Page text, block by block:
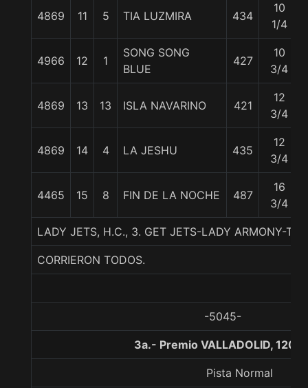
4869 11 5 TIA LUZMIRA 434
10
1/4
4966 12 1
SONG SONG
BLUE
427
10
3/4
4869 13 13 ISLA NAVARINO 421
12
3/4
4869 14 4 LA JESHU 435
12
3/4
4465 15 8 FIN DE LA NOCHE 487
16
3/4
LADY JETS, H.C., 3. GET JETS-LADY ARMONY-
CORRIERON TODOS.
-5045-
3a.- Premio VALLADOLID,
Pista Normal